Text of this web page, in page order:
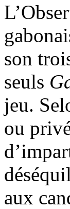
son
seuls
jeu.
ou
aux